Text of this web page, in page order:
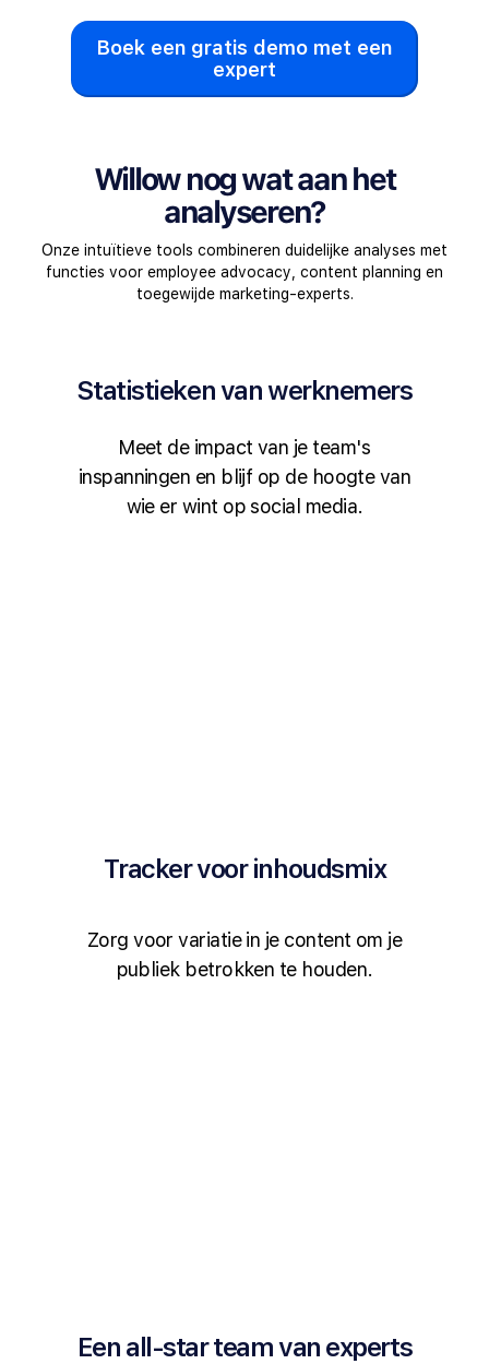
Boek een gratis demo met een
expert
Willow nog wat aan het
analyseren?
Onze intuïtieve tools combineren duidelijke analyses met
functies voor employee advocacy, content planning en
toegewijde marketing-experts.
Statistieken van werknemers
Meet de impact van je team's
inspanningen en blijf op de hoogte van
wie er wint op social media.
Tracker voor inhoudsmix
Zorg voor variatie in je content om je
publiek betrokken te houden.
Een all-star team van experts